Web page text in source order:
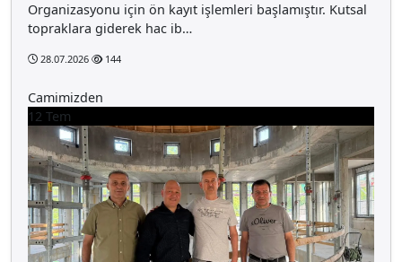
Organizasyonu için ön kayıt işlemleri başlamıştır. Kutsal
topraklara giderek hac ib…
28.07.2026 144
Camimizden
12 Tem